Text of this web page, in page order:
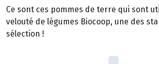
Ce sont ces pommes de terre qui sont
velouté de légumes Biocoop, une des
sélection !